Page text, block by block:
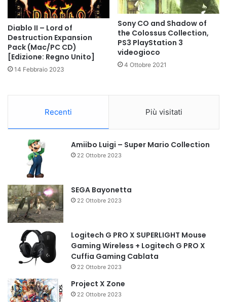
Diablo II – Lord of
Destruction Expansion
Pack (Mac/PC CD)
[Edizione: Regno Unito]
14 Febbraio 2023
Sony CO and Shadow of
the Colossus Collection,
PS3 PlayStation 3
videogioco
4 Ottobre 2021
Recenti Più visitati
Amiibo Luigi – Super Mario Collection
22 Ottobre 2023
SEGA Bayonetta
22 Ottobre 2023
Logitech G PRO X SUPERLIGHT Mouse
Gaming Wireless + Logitech G PRO X
Cuffia Gaming Cablata
22 Ottobre 2023
Project X Zone
22 Ottobre 2023